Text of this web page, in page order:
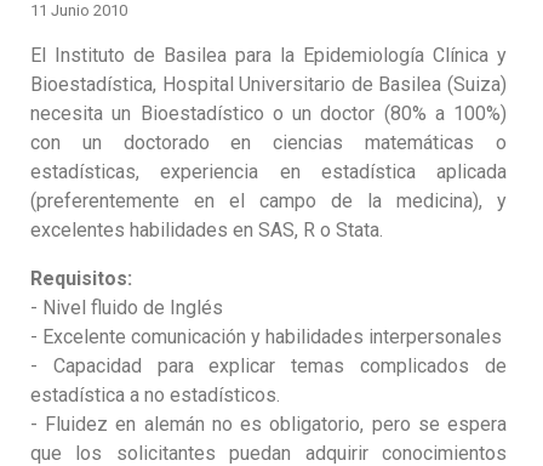
11 Junio 2010
El Instituto de Basilea para la Epidemiología Clínica y
Bioestadística, Hospital Universitario de Basilea (Suiza)
necesita un Bioestadístico o un doctor (80% a 100%)
con un doctorado en ciencias matemáticas o
estadísticas, experiencia en estadística aplicada
(preferentemente en el campo de la medicina), y
excelentes habilidades en SAS, R o Stata.
Requisitos:
- Nivel fluido de Inglés
- Excelente comunicación y habilidades interpersonales
- Capacidad para explicar temas complicados de
estadística a no estadísticos.
- Fluidez en alemán no es obligatorio, pero se espera
que los solicitantes puedan adquirir conocimientos